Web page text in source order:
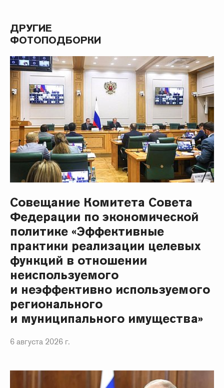
ДРУГИЕ
ФОТОПОДБОРКИ
Совещание Комитета Совета
Федерации по экономической
политике «Эффективные
практики реализации целевых
функций в отношении
неиспользуемого
и неэффективно используемого
регионального
и муниципального имущества»
6 августа 2026 г.